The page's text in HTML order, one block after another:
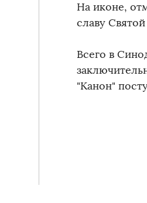
На иконе,
славу
Всего в
"Канон"